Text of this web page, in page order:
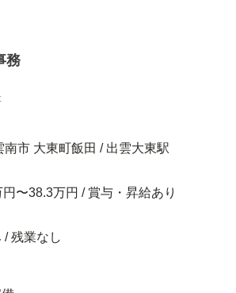
務
南市 大東町飯田 / 出雲大東駅
円〜38.3万円 / 賞与・昇給あり
/ 残業なし